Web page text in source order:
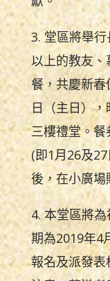
3. 堂區將舉
以上的教友
餐，共慶新
日（主日），
三樓禮堂。餐
(即1月26及
後，在小廣場
4. 本堂區將
期為2019年4
報名及派發